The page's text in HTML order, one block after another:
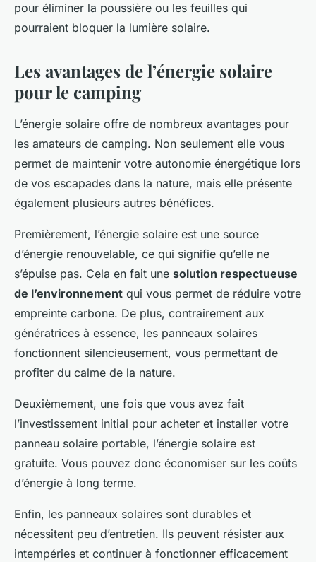
pour éliminer la poussière ou les feuilles qui
pourraient bloquer la lumière solaire.
Les avantages de l’énergie solaire
pour le camping
L’énergie solaire offre de nombreux avantages pour
les amateurs de camping. Non seulement elle vous
permet de maintenir votre autonomie énergétique lors
de vos escapades dans la nature, mais elle présente
également plusieurs autres bénéfices.
Premièrement, l’énergie solaire est une source
d’énergie renouvelable, ce qui signifie qu’elle ne
s’épuise pas. Cela en fait une solution respectueuse
de l’environnement qui vous permet de réduire votre
empreinte carbone. De plus, contrairement aux
génératrices à essence, les panneaux solaires
fonctionnent silencieusement, vous permettant de
profiter du calme de la nature.
Deuxièmement, une fois que vous avez fait
l’investissement initial pour acheter et installer votre
panneau solaire portable, l’énergie solaire est
gratuite. Vous pouvez donc économiser sur les coûts
d’énergie à long terme.
Enfin, les panneaux solaires sont durables et
nécessitent peu d’entretien. Ils peuvent résister aux
intempéries et continuer à fonctionner efficacement